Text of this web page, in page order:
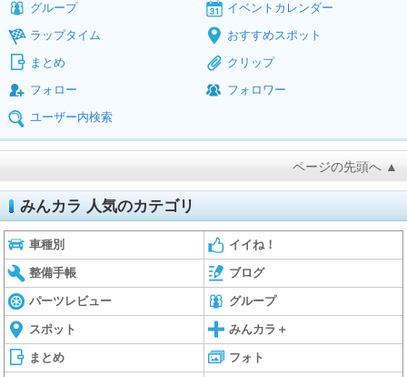
グループ
イベントカレンダー
ラップタイム
おすすめスポット
まとめ
クリップ
フォロー
フォロワー
ユーザー内検索
ページの先頭へ ▲
みんカラ 人気のカテゴリ
車種別 イイね！
整備手帳 ブログ
パーツレビュー グループ
スポット みんカラ＋
まとめ フォト